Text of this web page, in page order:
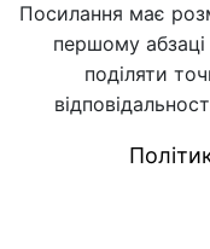
Посилання має
першому
поділяти